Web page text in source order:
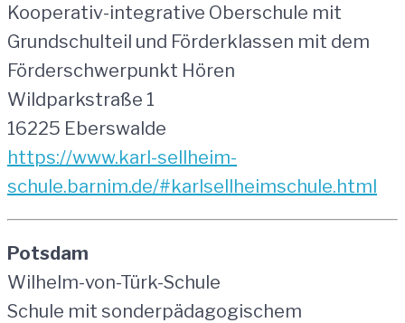
Kooperativ-integrative Oberschule mit
Grundschulteil und Förderklassen mit dem
Förderschwerpunkt Hören
Wildparkstraße 1
16225 Eberswalde
https://www.karl-sellheim-
schule.barnim.de/#karlsellheimschule.html
Potsdam
Wilhelm-von-Türk-Schule
Schule mit sonderpädagogischem